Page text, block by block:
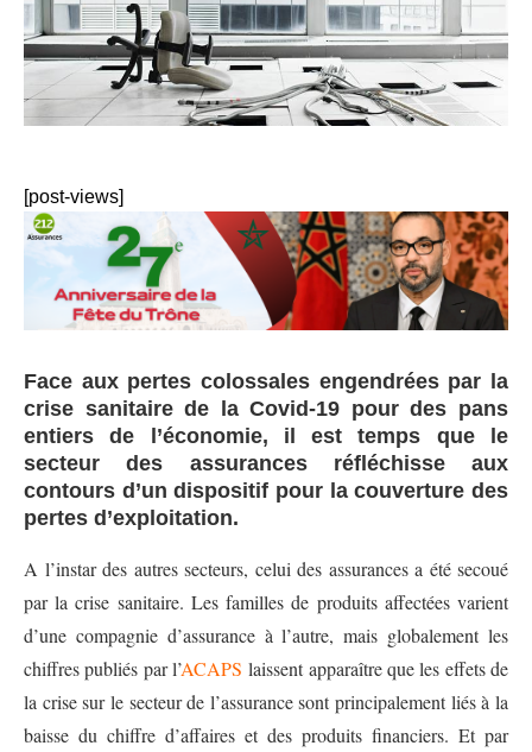
[post-views]
Face aux pertes colossales engendrées par la
crise sanitaire de la Covid-19 pour des pans
entiers de l’économie, il est temps que le
secteur des assurances réfléchisse aux
contours d’un dispositif pour la couverture des
pertes d’exploitation.
A l’instar des autres secteurs, celui des assurances a été secoué
par la crise sanitaire. Les familles de produits affectées varient
d’une compagnie d’assurance à l’autre, mais globalement les
chiffres publiés par l’ACAPS laissent apparaître que les effets de
la crise sur le secteur de l’assurance sont principalement liés à la
baisse du chiffre d’affaires et des produits financiers. Et par